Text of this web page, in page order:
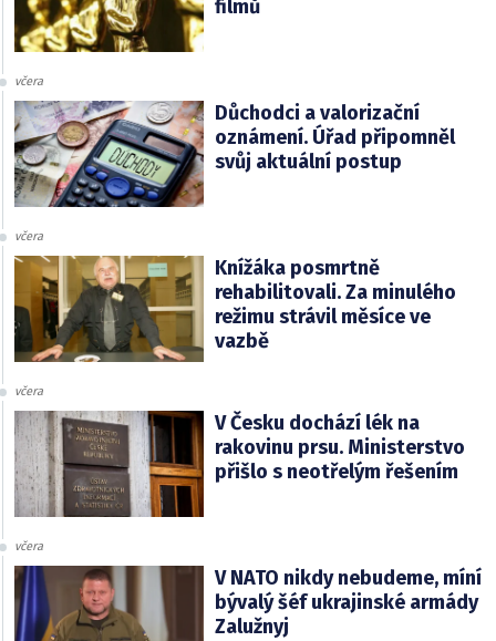
filmů
včera
Důchodci a valorizační
oznámení. Úřad připomněl
svůj aktuální postup
včera
Knížáka posmrtně
rehabilitovali. Za minulého
režimu strávil měsíce ve
vazbě
včera
V Česku dochází lék na
rakovinu prsu. Ministerstvo
přišlo s neotřelým řešením
včera
V NATO nikdy nebudeme, míní
bývalý šéf ukrajinské armády
Zalužnyj